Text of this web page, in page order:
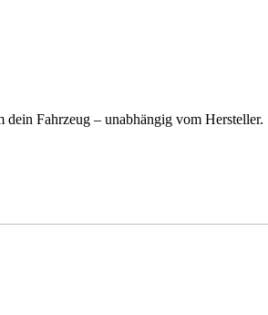
Fahrzeug – unabhängig vom Hersteller.